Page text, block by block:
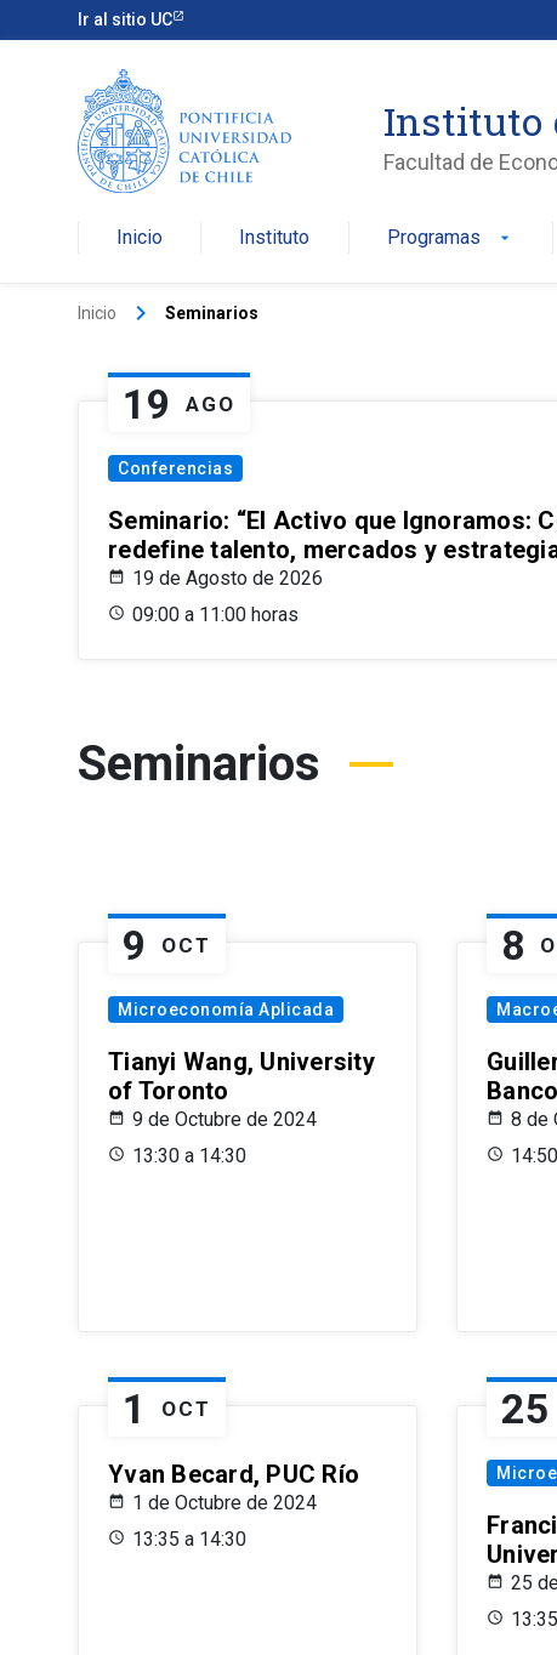
Ir al sitio UC
Instituto
Facultad de
Inicio Instituto Programas arrow_drop_down
Inicio keyboard_arrow_right Seminarios
19 AGO
Conferencias
Seminario: “El Activo que Ignoramos:
redefine talento, mercados y
19 de Agosto de 2026
09:00 a 11:00 horas
Seminarios
9 OCT
Microeconomía Aplicada
Tianyi Wang, University
of Toronto
9 de Octubre de 2024
13:30 a 14:30
8
8 de
1 OCT
Yvan Becard, PUC Río
1 de Octubre de 2024
13:35 a 14:30
25
25